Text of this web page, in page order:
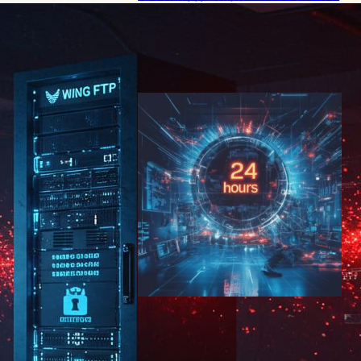
を通じた不正アクセスの危険
CVE脆弱性、2025年Q1に
159件が悪用 – 28.3%は公開
24時間以内に攻撃対象に